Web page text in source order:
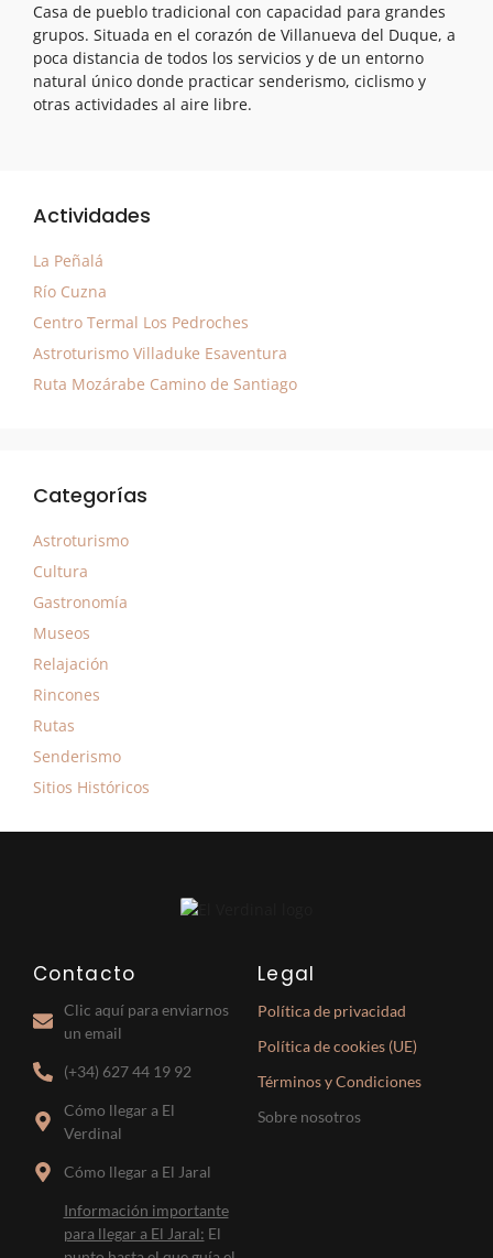
Casa de pueblo tradicional con capacidad para grandes
grupos. Situada en el corazón de Villanueva del Duque, a
poca distancia de todos los servicios y de un entorno
natural único donde practicar senderismo, ciclismo y
otras actividades al aire libre.
Actividades
La Peñalá
Río Cuzna
Centro Termal Los Pedroches
Astroturismo Villaduke Esaventura
Ruta Mozárabe Camino de Santiago
Categorías
Astroturismo
Cultura
Gastronomía
Museos
Relajación
Rincones
Rutas
Senderismo
Sitios Históricos
Contacto
Clic aquí para enviarnos
un email
(+34) 627 44 19 92
Cómo llegar a El
Verdinal
Cómo llegar a El Jaral
Información importante
para llegar a El Jaral: El
Legal
Política de privacidad
Política de cookies (UE)
Términos y Condiciones
Sobre nosotros